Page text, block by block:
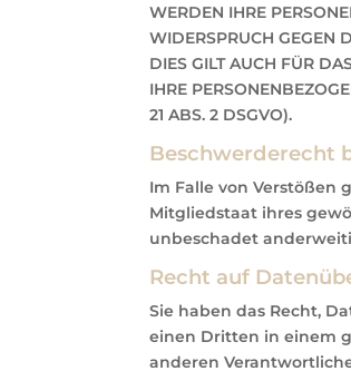
WERDEN IHRE
WIDERSPRUCH GEGEN
DIES GILT AUCH FÜR
IHRE
21 ABS. 2 DSGVO).
Beschwerde­recht
Im Falle von Verstößen
Mitgliedstaat ihres
unbeschadet
Recht auf
Sie haben das Recht,
einen Dritten in einem
anderen